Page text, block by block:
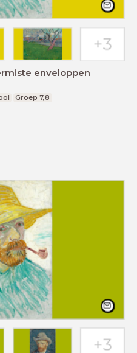
enveloppen
Groep 7,8